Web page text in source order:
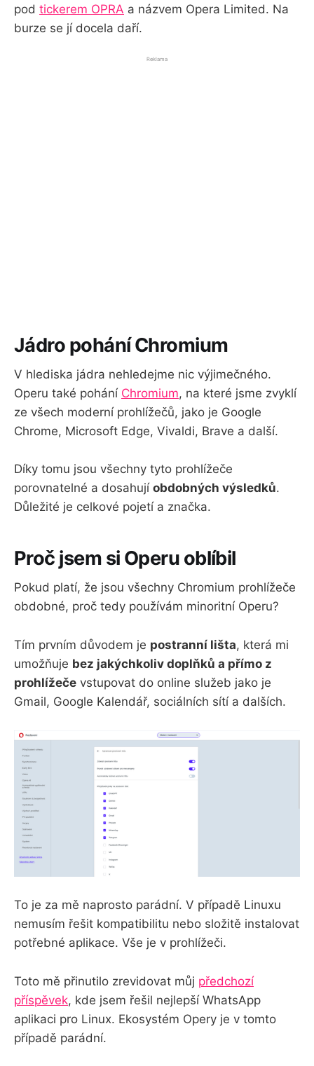
pod tickerem OPRA a názvem Opera Limited. Na
burze se jí docela daří.
Reklama
Jádro pohání Chromium
V hlediska jádra nehledejme nic výjimečného.
Operu také pohání Chromium, na které jsme zvyklí
ze všech moderní prohlížečů, jako je Google
Chrome, Microsoft Edge, Vivaldi, Brave a další.
Díky tomu jsou všechny tyto prohlížeče
porovnatelné a dosahují obdobných výsledků.
Důležité je celkové pojetí a značka.
Proč jsem si Operu oblíbil
Pokud platí, že jsou všechny Chromium prohlížeče
obdobné, proč tedy používám minoritní Operu?
Tím prvním důvodem je postranní lišta, která mi
umožňuje bez jakýchkoliv doplňků a přímo z
prohlížeče vstupovat do online služeb jako je
Gmail, Google Kalendář, sociálních sítí a dalších.
To je za mě naprosto parádní. V případě Linuxu
nemusím řešit kompatibilitu nebo složitě instalovat
potřebné aplikace. Vše je v prohlížeči.
Toto mě přinutilo zrevidovat můj předchozí
příspěvek, kde jsem řešil nejlepší WhatsApp
aplikaci pro Linux. Ekosystém Opery je v tomto
případě parádní.